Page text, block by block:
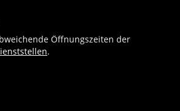
Öffnungszeiten der
.